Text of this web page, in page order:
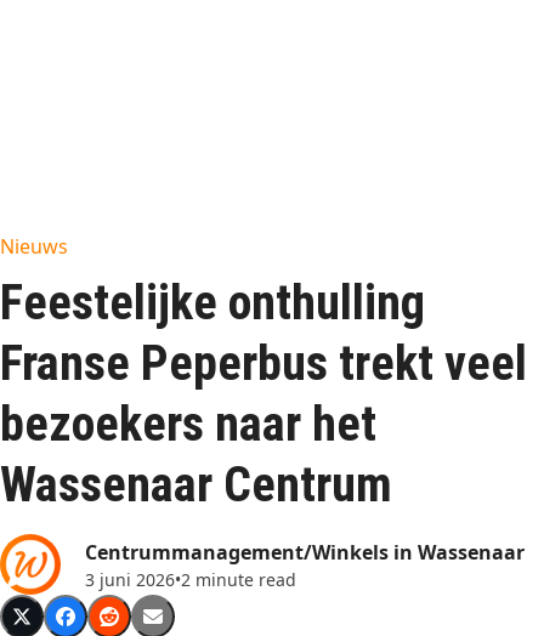
Nieuws
Feestelijke onthulling
Franse Peperbus trekt veel
bezoekers naar het
Wassenaar Centrum
Centrummanagement/Winkels in Wassenaar
3 juni 2026•2 minute read